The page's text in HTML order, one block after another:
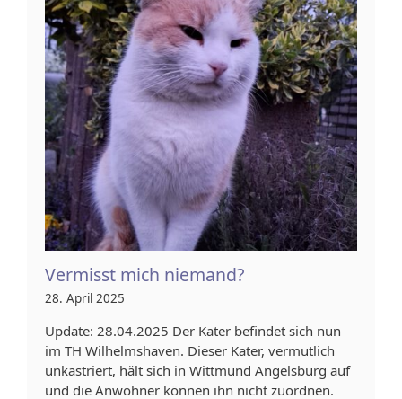
Vermisst mich niemand?
28. April 2025
Update: 28.04.2025 Der Kater befindet sich nun
im TH Wilhelmshaven. Dieser Kater, vermutlich
unkastriert, hält sich in Wittmund Angelsburg auf
und die Anwohner können ihn nicht zuordnen.